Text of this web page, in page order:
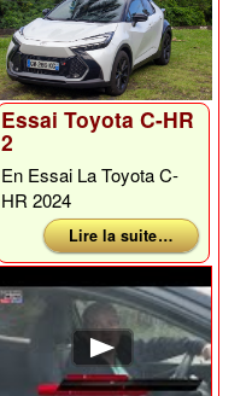
Essai Toyota C-HR
2
En Essai La Toyota C-
HR 2024
Lire la suite …